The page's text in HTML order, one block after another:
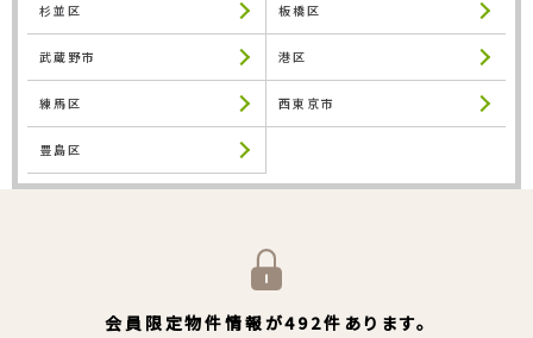
杉並区 板橋区
武蔵野市 港区
練馬区 西東京市
豊島区
会員限定物件情報が492件あります。